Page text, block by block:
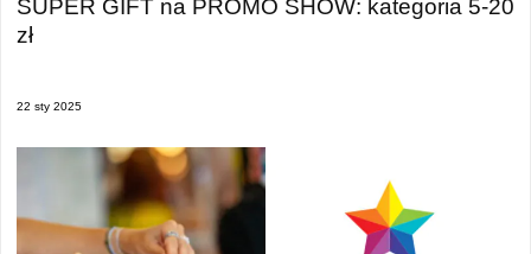
SUPER GIFT na PROMO SHOW: kategoria 5-20
zł
22 sty 2025